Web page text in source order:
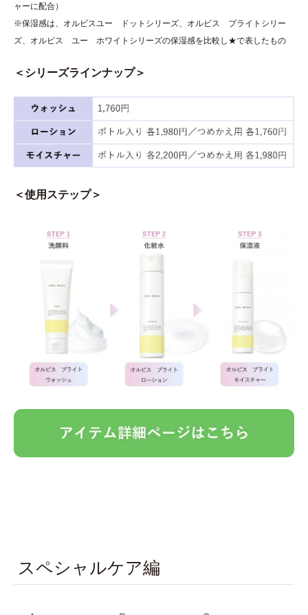
ャーに配合）
※保湿感は、オルビスユー ドットシリーズ、オルビス ブライトシリー
ズ、オルビス ユー ホワイトシリーズの保湿感を比較し★で表したもの
＜シリーズラインナップ＞
＜使用ステップ＞
スペシャルケア編